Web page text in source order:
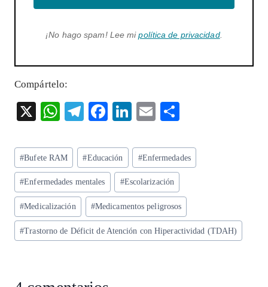
¡No hago spam! Lee mipolítica de privacidad.
Compártelo:
X
W
ts
A
p
p
T
eg
ra
m
F
eb
o
o
k
Li
ke
dI
n
E
ai
l
re
Etiquetas
de
la
entrada:
#Bufete RAM #Educación #Enfermedades
#Enfermedades mentales #Escolarización
#Medicalización #Medicamentos peligrosos
#Trastorno de Déficit de Atención con Hiperactividad (TDAH)